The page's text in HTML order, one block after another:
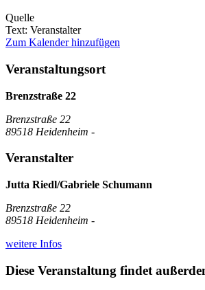
Quelle
Text: Veranstalter
Zum Kalender hinzufügen
Veranstaltungsort
Brenzstraße 22
Brenzstraße 22
89518 Heidenheim -
Veranstalter
Jutta Riedl/Gabriele Schumann
Brenzstraße 22
89518 Heidenheim -
weitere Infos
Diese Veranstaltung findet